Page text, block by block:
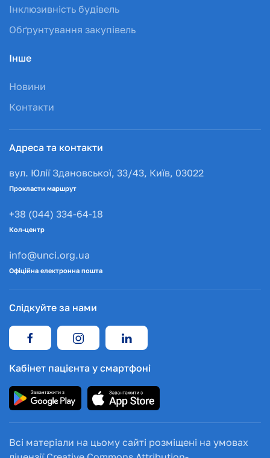
Інклюзивність будівель
Обґрунтування закупівель
Інше
Новини
Контакти
Адреса та контакти
вул. Юлії Здановської, 33/43, Київ, 03022
Прокласти маршрут
+38 (044) 334-64-18
Кол-центр
info@unci.org.ua
Офіційна електронна пошта
Слідкуйте за нами
Кабінет пацієнта у смартфоні
Всі матеріали на цьому сайті розміщені на умовах